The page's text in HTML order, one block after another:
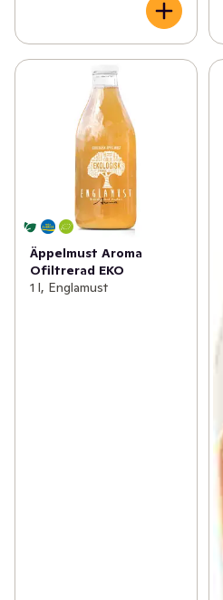
Äppelmust Aroma
Ofiltrerad EKO
1 l, Englamust